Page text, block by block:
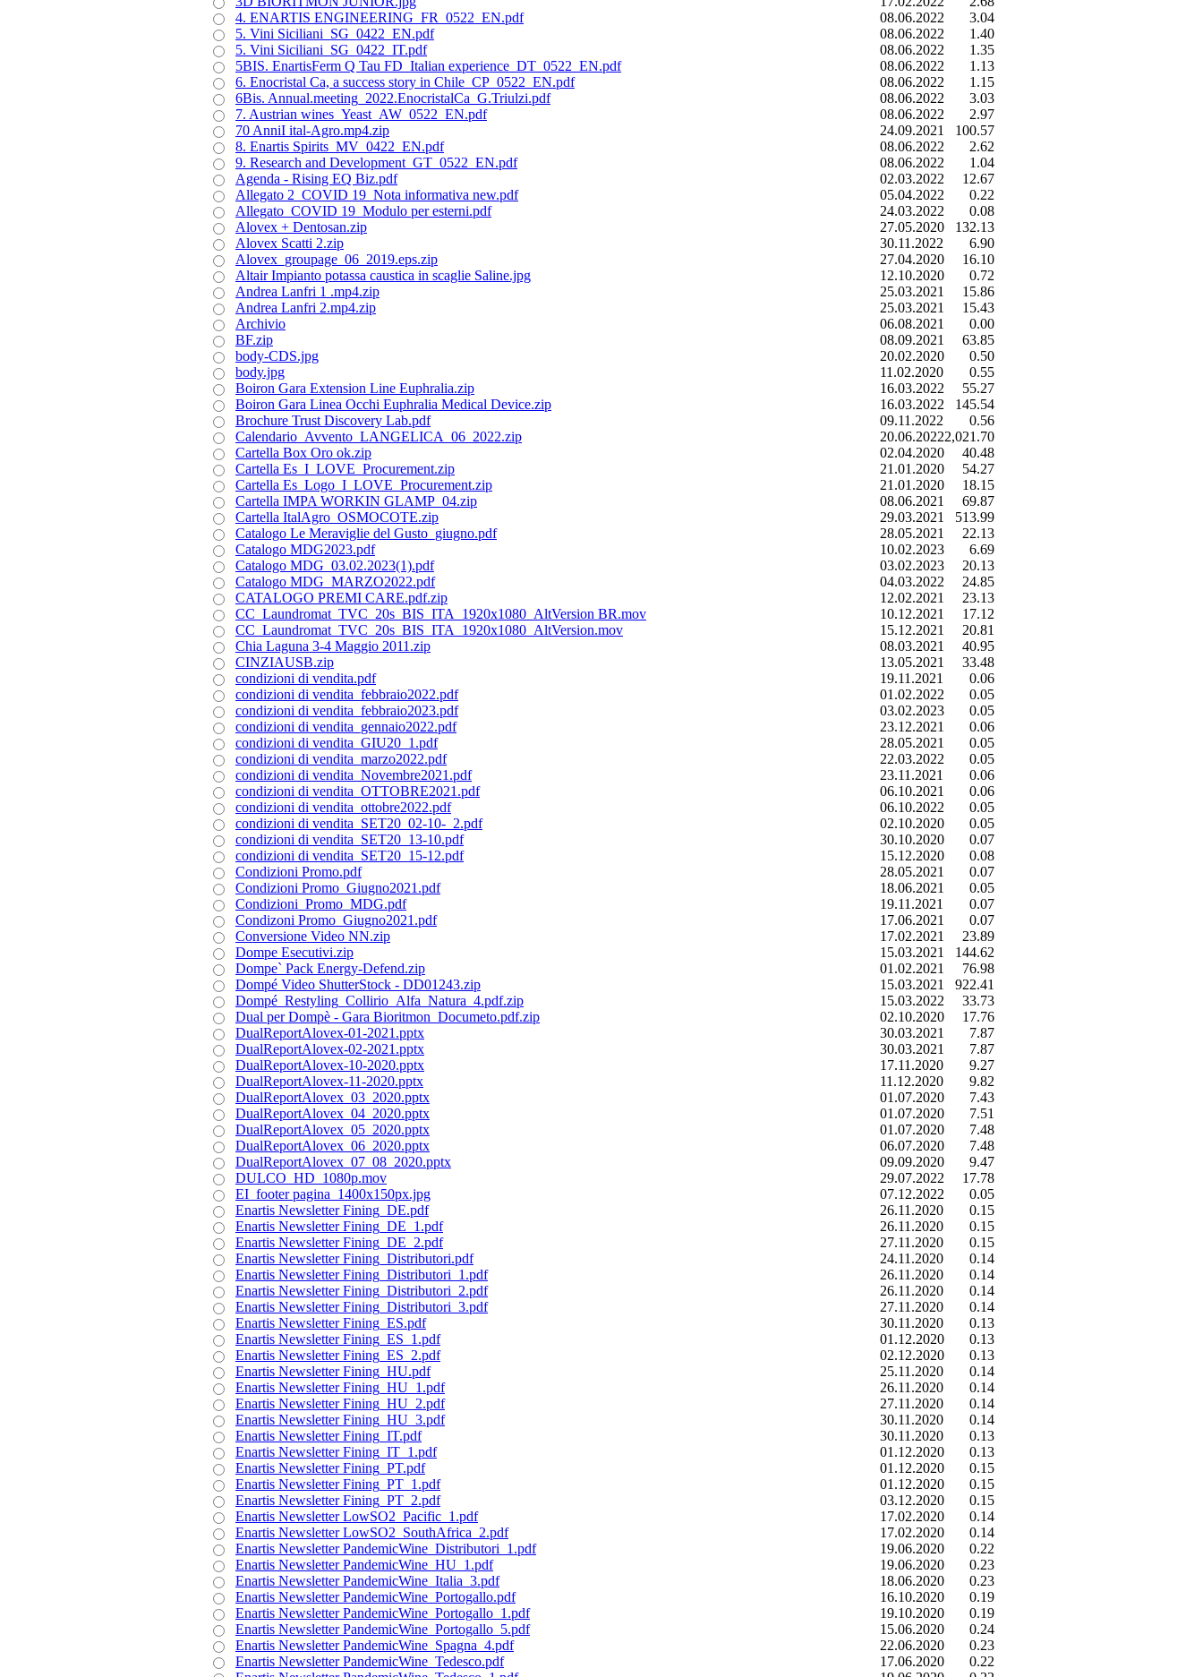
4. ENARTIS ENGINEERING_FR_0522_EN.pdf
08.06.2022
3.04
5. Vini Siciliani_SG_0422_EN.pdf
08.06.2022
1.40
5. Vini Siciliani_SG_0422_IT.pdf
08.06.2022
1.35
5BIS. EnartisFerm Q Tau FD_Italian experience_DT_0522_EN.pdf
08.06.2022
1.13
6. Enocristal Ca, a success story in Chile_CP_0522_EN.pdf
08.06.2022
1.15
6Bis. Annual.meeting_2022.EnocristalCa_G.Triulzi.pdf
08.06.2022
3.03
7. Austrian wines_Yeast_AW_0522_EN.pdf
08.06.2022
2.97
70 AnniI ital-Agro.mp4.zip
24.09.2021
100.57
8. Enartis Spirits_MV_0422_EN.pdf
08.06.2022
2.62
9. Research and Development_GT_0522_EN.pdf
08.06.2022
1.04
Agenda - Rising EQ Biz.pdf
02.03.2022
12.67
Allegato 2_COVID 19_Nota informativa new.pdf
05.04.2022
0.22
Allegato_COVID 19_Modulo per esterni.pdf
24.03.2022
0.08
Alovex + Dentosan.zip
27.05.2020
132.13
Alovex Scatti 2.zip
30.11.2022
6.90
Alovex_groupage_06_2019.eps.zip
27.04.2020
16.10
Altair Impianto potassa caustica in scaglie Saline.jpg
12.10.2020
0.72
Andrea Lanfri 1 .mp4.zip
25.03.2021
15.86
Andrea Lanfri 2.mp4.zip
25.03.2021
15.43
Archivio
06.08.2021
0.00
BF.zip
08.09.2021
63.85
body-CDS.jpg
20.02.2020
0.50
body.jpg
11.02.2020
0.55
Boiron Gara Extension Line Euphralia.zip
16.03.2022
55.27
Boiron Gara Linea Occhi Euphralia Medical Device.zip
16.03.2022
145.54
Brochure Trust Discovery Lab.pdf
09.11.2022
0.56
Calendario_Avvento_LANGELICA_06_2022.zip
20.06.20222,021.70
Cartella Box Oro ok.zip
02.04.2020
40.48
Cartella Es_I_LOVE_Procurement.zip
21.01.2020
54.27
Cartella Es_Logo_I_LOVE_Procurement.zip
21.01.2020
18.15
Cartella IMPA WORKIN GLAMP_04.zip
08.06.2021
69.87
Cartella ItalAgro_OSMOCOTE.zip
29.03.2021
513.99
Catalogo Le Meraviglie del Gusto_giugno.pdf
28.05.2021
22.13
Catalogo MDG2023.pdf
10.02.2023
6.69
Catalogo MDG_03.02.2023(1).pdf
03.02.2023
20.13
Catalogo MDG_MARZO2022.pdf
04.03.2022
24.85
CATALOGO PREMI CARE.pdf.zip
12.02.2021
23.13
CC_Laundromat_TVC_20s_BIS_ITA_1920x1080_AltVersion BR.mov
10.12.2021
17.12
CC_Laundromat_TVC_20s_BIS_ITA_1920x1080_AltVersion.mov
15.12.2021
20.81
Chia Laguna 3-4 Maggio 2011.zip
08.03.2021
40.95
CINZIAUSB.zip
13.05.2021
33.48
condizioni di vendita.pdf
19.11.2021
0.06
condizioni di vendita_febbraio2022.pdf
01.02.2022
0.05
condizioni di vendita_febbraio2023.pdf
03.02.2023
0.05
condizioni di vendita_gennaio2022.pdf
23.12.2021
0.06
condizioni di vendita_GIU20_1.pdf
28.05.2021
0.05
condizioni di vendita_marzo2022.pdf
22.03.2022
0.05
condizioni di vendita_Novembre2021.pdf
23.11.2021
0.06
condizioni di vendita_OTTOBRE2021.pdf
06.10.2021
0.06
condizioni di vendita_ottobre2022.pdf
06.10.2022
0.05
condizioni di vendita_SET20_02-10-_2.pdf
02.10.2020
0.05
condizioni di vendita_SET20_13-10.pdf
30.10.2020
0.07
condizioni di vendita_SET20_15-12.pdf
15.12.2020
0.08
Condizioni Promo.pdf
28.05.2021
0.07
Condizioni Promo_Giugno2021.pdf
18.06.2021
0.05
Condizioni_Promo_MDG.pdf
19.11.2021
0.07
Condizoni Promo_Giugno2021.pdf
17.06.2021
0.07
Conversione Video NN.zip
17.02.2021
23.89
Dompe Esecutivi.zip
15.03.2021
144.62
Dompe` Pack Energy-Defend.zip
01.02.2021
76.98
Dompé Video ShutterStock - DD01243.zip
15.03.2021
922.41
Dompé_Restyling_Collirio_Alfa_Natura_4.pdf.zip
15.03.2022
33.73
Dual per Dompè - Gara Bioritmon_Documeto.pdf.zip
02.10.2020
17.76
DualReportAlovex-01-2021.pptx
30.03.2021
7.87
DualReportAlovex-02-2021.pptx
30.03.2021
7.87
DualReportAlovex-10-2020.pptx
17.11.2020
9.27
DualReportAlovex-11-2020.pptx
11.12.2020
9.82
DualReportAlovex_03_2020.pptx
01.07.2020
7.43
DualReportAlovex_04_2020.pptx
01.07.2020
7.51
DualReportAlovex_05_2020.pptx
01.07.2020
7.48
DualReportAlovex_06_2020.pptx
06.07.2020
7.48
DualReportAlovex_07_08_2020.pptx
09.09.2020
9.47
DULCO_HD_1080p.mov
29.07.2022
17.78
EI_footer pagina_1400x150px.jpg
07.12.2022
0.05
Enartis Newsletter Fining_DE.pdf
26.11.2020
0.15
Enartis Newsletter Fining_DE_1.pdf
26.11.2020
0.15
Enartis Newsletter Fining_DE_2.pdf
27.11.2020
0.15
Enartis Newsletter Fining_Distributori.pdf
24.11.2020
0.14
Enartis Newsletter Fining_Distributori_1.pdf
26.11.2020
0.14
Enartis Newsletter Fining_Distributori_2.pdf
26.11.2020
0.14
Enartis Newsletter Fining_Distributori_3.pdf
27.11.2020
0.14
Enartis Newsletter Fining_ES.pdf
30.11.2020
0.13
Enartis Newsletter Fining_ES_1.pdf
01.12.2020
0.13
Enartis Newsletter Fining_ES_2.pdf
02.12.2020
0.13
Enartis Newsletter Fining_HU.pdf
25.11.2020
0.14
Enartis Newsletter Fining_HU_1.pdf
26.11.2020
0.14
Enartis Newsletter Fining_HU_2.pdf
27.11.2020
0.14
Enartis Newsletter Fining_HU_3.pdf
30.11.2020
0.14
Enartis Newsletter Fining_IT.pdf
30.11.2020
0.13
Enartis Newsletter Fining_IT_1.pdf
01.12.2020
0.13
Enartis Newsletter Fining_PT.pdf
01.12.2020
0.15
Enartis Newsletter Fining_PT_1.pdf
01.12.2020
0.15
Enartis Newsletter Fining_PT_2.pdf
03.12.2020
0.15
Enartis Newsletter LowSO2_Pacific_1.pdf
17.02.2020
0.14
Enartis Newsletter LowSO2_SouthAfrica_2.pdf
17.02.2020
0.14
Enartis Newsletter PandemicWine_Distributori_1.pdf
19.06.2020
0.22
Enartis Newsletter PandemicWine_HU_1.pdf
19.06.2020
0.23
Enartis Newsletter PandemicWine_Italia_3.pdf
18.06.2020
0.23
Enartis Newsletter PandemicWine_Portogallo.pdf
16.10.2020
0.19
Enartis Newsletter PandemicWine_Portogallo_1.pdf
19.10.2020
0.19
Enartis Newsletter PandemicWine_Portogallo_5.pdf
15.06.2020
0.24
Enartis Newsletter PandemicWine_Spagna_4.pdf
22.06.2020
0.23
Enartis Newsletter PandemicWine_Tedesco.pdf
17.06.2020
0.22